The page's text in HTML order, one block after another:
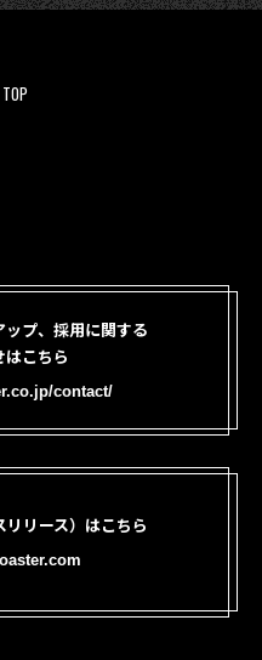
ップ、採用に関する
はこちら
contact/
リース）はこちら